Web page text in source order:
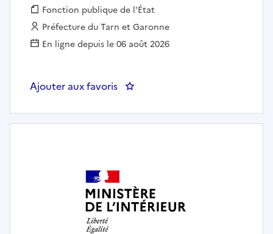
Fonction publique :
Fonction publique de l'État
Employeur :
Préfecture du Tarn et Garonne
En ligne depuis le 06 août 2026
Ajouter aux favoris : Chargée / Chargé d'accueil et